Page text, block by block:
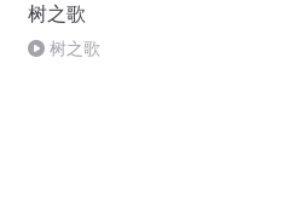
树之歌
树之歌